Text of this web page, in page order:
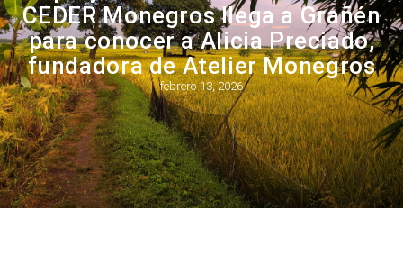
CEDER Monegros llega a Grañén
para conocer a Alicia Preciado,
fundadora de Atelier Monegros
febrero 13, 2026